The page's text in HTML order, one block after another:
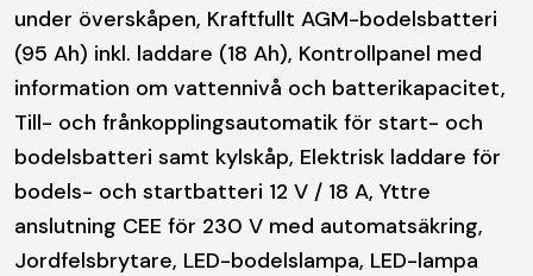
under överskåpen, Kraftfullt AGM-bodelsbatteri
(95 Ah) inkl. laddare (18 Ah), Kontrollpanel med
information om vattennivå och batterikapacitet,
Till- och frånkopplingsautomatik för start- och
bodelsbatteri samt kylskåp, Elektrisk laddare för
bodels- och startbatteri 12 V / 18 A, Yttre
anslutning CEE för 230 V med automatsäkring,
Jordfelsbrytare, LED-bodelslampa, LED-lampa